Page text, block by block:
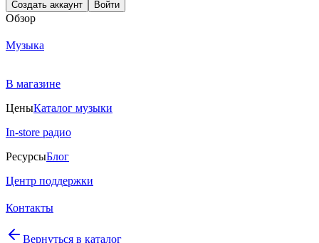
Создать аккаунт Войти
Обзор
Музыка
В магазине
ЦеныКаталог музыки
In-store радио
РесурсыБлог
Центр поддержки
Контакты
Вернуться в каталог